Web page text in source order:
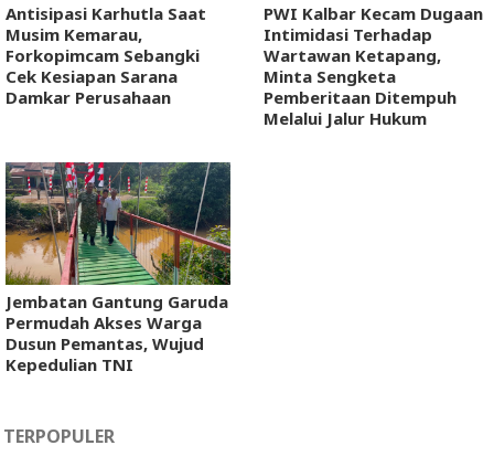
Antisipasi Karhutla Saat
Musim Kemarau,
Forkopimcam Sebangki
Cek Kesiapan Sarana
Damkar Perusahaan
PWI Kalbar Kecam Dugaan
Intimidasi Terhadap
Wartawan Ketapang,
Minta Sengketa
Pemberitaan Ditempuh
Melalui Jalur Hukum
Jembatan Gantung Garuda
Permudah Akses Warga
Dusun Pemantas, Wujud
Kepedulian TNI
TERPOPULER